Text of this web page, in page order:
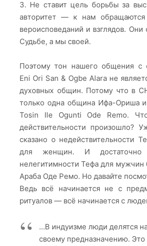
3. Не ставит цель борьбы за
авторитет — к нам
вероисповеданий и взглядов. Они
Судьбе, а мы своей.
Поэтому тон нашего общения с
Eni Ori San & Ogbe Alara не
духовных общин. Потому что в
только одна община Ифа-Ориша и
Tosin Ile Ogunti Ode Remo.
действительности произошло?
сказано о недействительности
для женщин. И достаточно
нелегитимности Тефа для мужчин
Араба Оде Ремо. Но давайте
Ведь всё начинается не с
ритуалов — всё начинается с
…В индуизме люди делятся
своему предназначению.